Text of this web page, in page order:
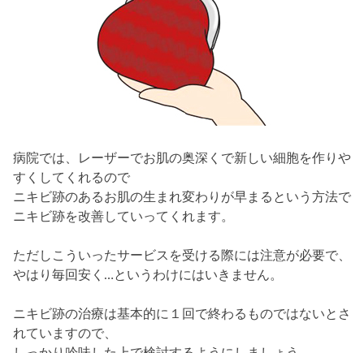
病院では、レーザーでお肌の奥深くで新しい細胞を作りや
すくしてくれるので
ニキビ跡のあるお肌の生まれ変わりが早まるという方法で
ニキビ跡を改善していってくれます。
ただしこういったサービスを受ける際には注意が必要で、
やはり毎回安く…というわけにはいきません。
ニキビ跡の治療は基本的に１回で終わるものではないとさ
れていますので、